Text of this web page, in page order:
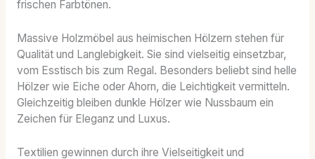
frischen Farbtönen.
Massive Holzmöbel aus heimischen Hölzern stehen für
Qualität und Langlebigkeit. Sie sind vielseitig einsetzbar,
vom Esstisch bis zum Regal. Besonders beliebt sind helle
Hölzer wie Eiche oder Ahorn, die Leichtigkeit vermitteln.
Gleichzeitig bleiben dunkle Hölzer wie Nussbaum ein
Zeichen für Eleganz und Luxus.
Textilien gewinnen durch ihre Vielseitigkeit und